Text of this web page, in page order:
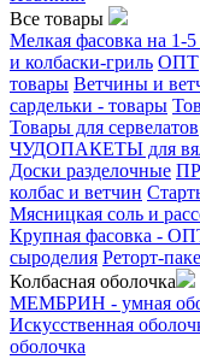
Все товары
Мелкая фасовка на 1-
и колбаски-гриль ОПТ
товары Ветчины и
сардельки - товары
Товары для сервелатов
ЧУДОПАКЕТЫ для
Доски разделочные
колбас и ветчин
Мясницкая соль и
Крупная фасовка -
сыроделия Реторт-
Колбасная оболочка
МЕМБРИН - умная
Искусственная
оболочка